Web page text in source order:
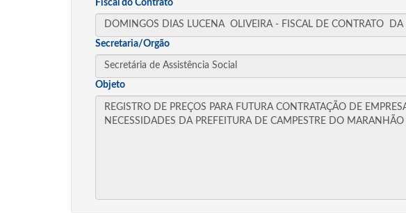
Fiscal do Contrato
Secretaria/Orgão
Objeto